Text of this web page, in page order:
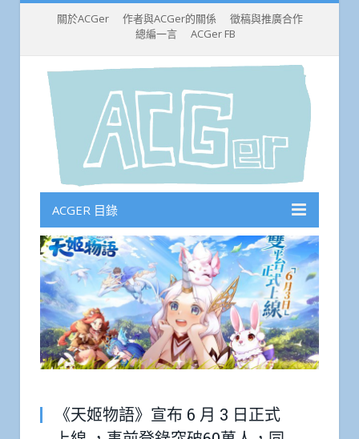
關於ACGer 作者與ACGer的關係
徵稿與推廣合作
總編一言
ACGer FB
ACGER 目錄
《天姬物語》宣布 6 月 3 日正式